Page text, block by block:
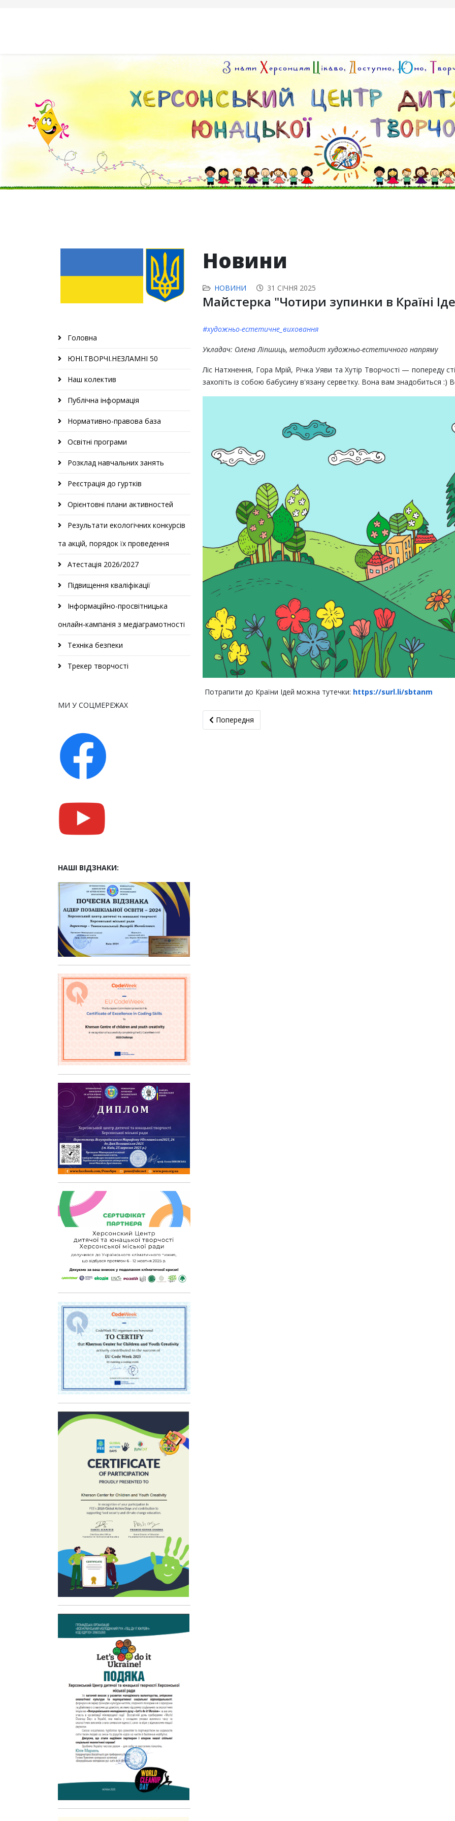
Головна
ЮНІ.ТВОРЧІ.НЕЗЛАМНІ 50
Наш колектив
Публічна інформація
Нормативно-правова база
Освітні програми
Розклад навчальних занять
Реєстрація до гуртків
Орієнтовні плани активностей
Результати екологічних конкурсів
та акцій, порядок їх проведення
Атестація 2026/2027
Підвищення кваліфікації
Інформаційно-просвітницька
онлайн-кампанія з медіаграмотності
Техніка безпеки
Трекер творчості
МИ У СОЦМЕРЕЖАХ
НАШІ ВІДЗНАКИ:
Новини
НОВИНИ 31 СІЧНЯ 2025
Майстерка "Чотири зупинки в Країні
#художньо-естетичне_виховання
Укладач: Олена Ліпшиць, методист художньо-естетичного напряму
Ліс Натхнення, Гора Мрій, Річка Уяви та Хутір Творчості — попереду
захопіть із собою бабусину в'язану серветку. Вона вам знадобиться :)
Потрапити до Країни Ідей можна тутечки: https://surl.li/sbtanm
Попередня стаття: Орієнтовний план масових онлайн-заходів на
Попередня